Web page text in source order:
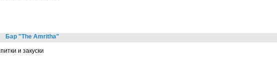
Бар "The Amritha"
и закуски